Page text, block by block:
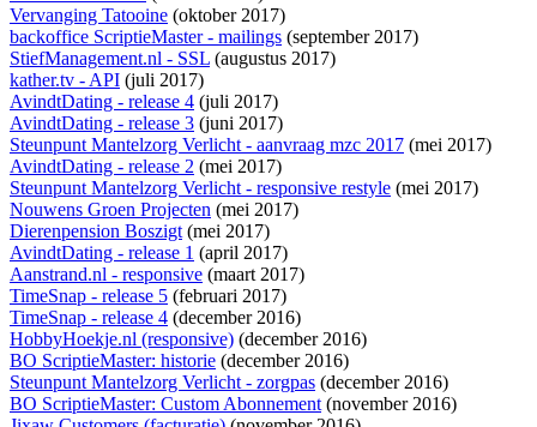
Vervanging Tatooine (oktober 2017)
backoffice ScriptieMaster - mailings (september 2017)
StiefManagement.nl - SSL (augustus 2017)
kather.tv - API (juli 2017)
AvindtDating - release 4 (juli 2017)
AvindtDating - release 3 (juni 2017)
Steunpunt Mantelzorg Verlicht - aanvraag mzc 2017 (mei 2017)
AvindtDating - release 2 (mei 2017)
Steunpunt Mantelzorg Verlicht - responsive restyle (mei 2017)
Nouwens Groen Projecten (mei 2017)
Dierenpension Boszigt(mei 2017)
AvindtDating - release 1 (april 2017)
Aanstrand.nl - responsive (maart 2017)
TimeSnap - release 5 (februari 2017)
TimeSnap - release 4 (december 2016)
HobbyHoekje.nl (responsive) (december 2016)
BO ScriptieMaster: historie (december 2016)
Steunpunt Mantelzorg Verlicht - zorgpas (december 2016)
BO ScriptieMaster: Custom Abonnement(november 2016)